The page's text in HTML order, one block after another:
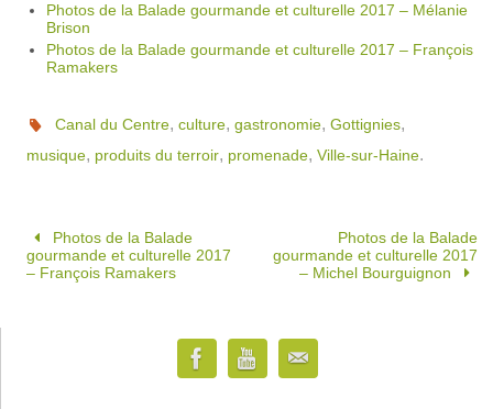
Photos de la Balade gourmande et culturelle 2017 – Mélanie
Brison
Photos de la Balade gourmande et culturelle 2017 – François
Ramakers
Canal du Centre,culture,gastronomie,Gottignies,
musique, produits du terroir, promenade, Ville-sur-Haine.
Photos de la Balade
gourmande et culturelle 2017
– François Ramakers
Photos de la Balade
gourmande et culturelle 2017
– Michel Bourguignon